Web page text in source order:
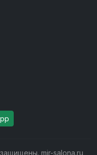
mir-salona.ru